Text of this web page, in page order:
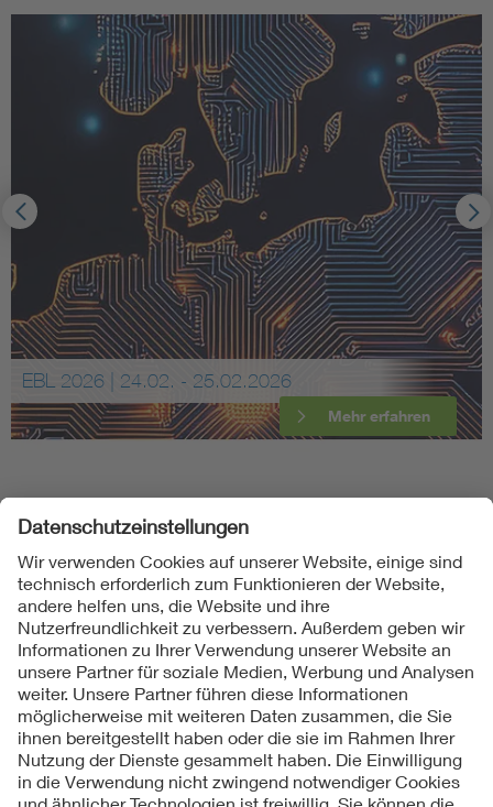
EBL 2026 | 24.02. - 25.02.2026
Mehr erfahren
Folgen Sie uns
Kontakte